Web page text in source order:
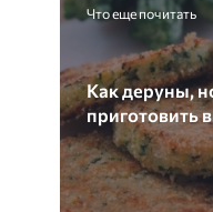
Что еще почитать
Как деруны,
приготовить